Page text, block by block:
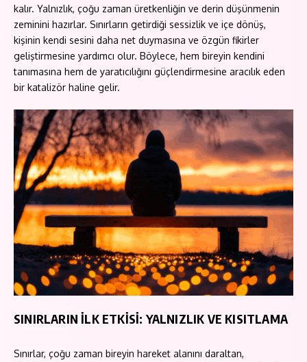
kalır. Yalnızlık, çoğu zaman üretkenliğin ve derin düşünmenin
zeminini hazırlar. Sınırların getirdiği sessizlik ve içe dönüş,
kişinin kendi sesini daha net duymasına ve özgün fikirler
geliştirmesine yardımcı olur. Böylece, hem bireyin kendini
tanımasına hem de yaratıcılığını güçlendirmesine aracılık eden
bir katalizör haline gelir.
SINIRLARIN İLK ETKİSİ: YALNIZLIK VE KISITLAMA
Sınırlar, çoğu zaman bireyin hareket alanını daraltan,